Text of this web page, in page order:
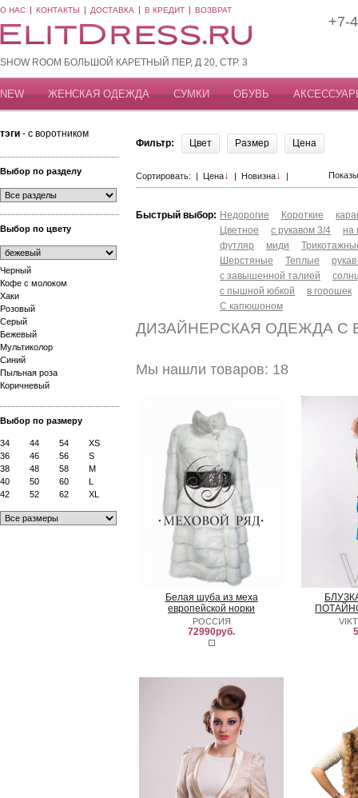
О НАС КОНТАКТЫ ДОСТАВКА В КРЕДИТ ВОЗВРАТ
SHOW ROOM БОЛЬШОЙ КАРЕТНЫЙ ПЕР, Д 20, СТР. 3
+7-
NEW ЖЕНСКАЯ ОДЕЖДА СУМКИ ОБУВЬ
тэги - с воротником
Выбор по разделу
Выбор по цвету
Черный
Кофе с молоком
Хаки
Розовый
Серый
Бежевый
Мультиколор
Синий
Пыльная роза
Коричневый
Выбор по размеру
34 44 54
XS
36
46 56
S
38
48 58
M
40
50 60
L
42
52 62 XL
Фильтр: Цвет Размер Цена
Сортировать: | Цена↓ | Новизна↓ |
Быстрый выбор: Недорогие Короткие
Цветное
с рукавом 3/4
на
футляр
миди
Шерстяные
Теплые
с завышенной талией
с пышной юбкой
в горошек
С капюшоном
ДИЗАЙНЕРСКАЯ ОДЕЖДА С
Мы нашли товаров: 18
Белая шуба из меха
европейской норки
РОССИЯ
72990руб.